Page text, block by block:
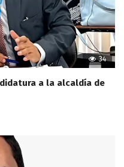
34
a la alcaldía de